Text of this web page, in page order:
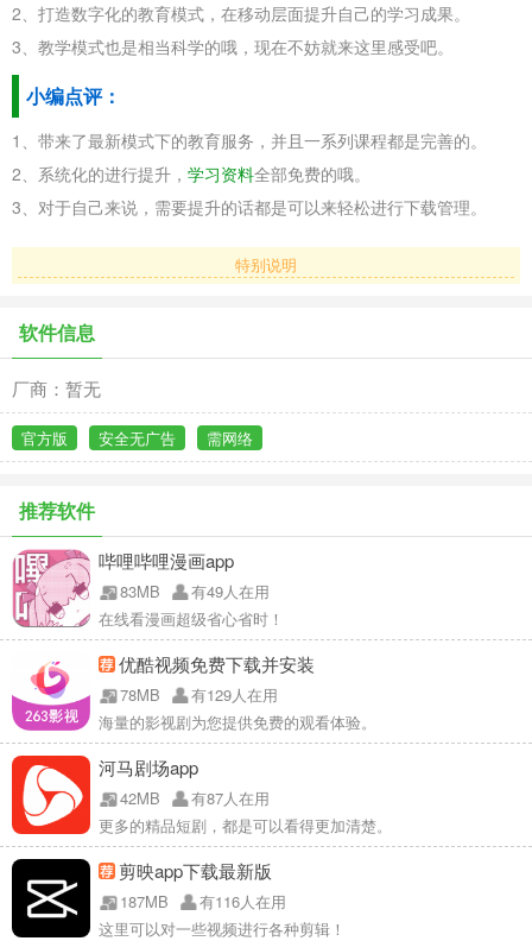
2、打造数字化的教育模式，在移动层面提升自己的学习成果。
3、教学模式也是相当科学的哦，现在不妨就来这里感受吧。
小编点评：
1、带来了最新模式下的教育服务，并且一系列课程都是完善的。
2、系统化的进行提升， 学习资料全部免费的哦。
3、对于自己来说，需要提升的话都是可以来轻松进行下载管理。
特别说明
软件信息
厂商：暂无
官方版 安全无广告 需网络
推荐软件
哔哩哔哩漫画app
83MB
有49人在用
在线看漫画超级省心省时！
优酷视频免费下载并安装
78MB
有129人在用
海量的影视剧为您提供免费的观看体验。
河马剧场app
42MB
有87人在用
更多的精品短剧，都是可以看得更加清楚。
剪映app下载最新版
187MB
有116人在用
这里可以对一些视频进行各种剪辑！